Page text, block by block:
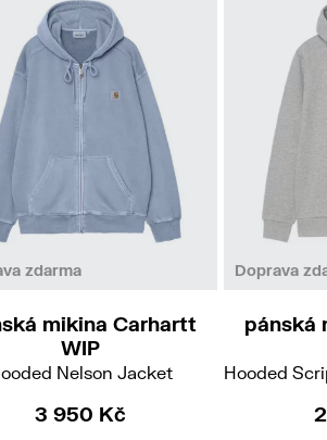
zdarma
L
mikina Carhartt
WIP
Nelson Jacket
3 950 Kč
Doprava
pánská
Hooded